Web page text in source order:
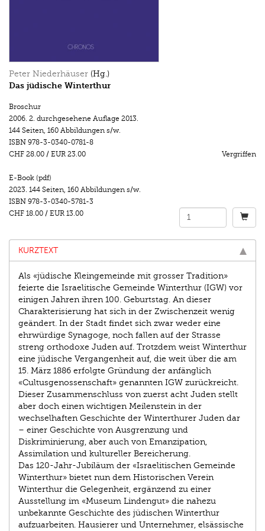
Peter Niederhäuser (Hg.)
Das jüdische Winterthur
Broschur
2006. 2. durchgesehene Auflage 2013.
144 Seiten, 160 Abbildungen s/w.
ISBN 978-3-0340-0781-8
CHF 28.00 / EUR 23.00 Vergriffen
E-Book (pdf)
2023. 144 Seiten, 160 Abbildungen s/w.
ISBN 978-3-0340-5781-3
CHF 18.00 / EUR 13.00
KURZTEXT
Als «jüdische Kleingemeinde mit grosser Tradition»
feierte die Israelitische Gemeinde Winterthur (IGW) vor
einigen Jahren ihren 100. Geburtstag. An dieser
Charakterisierung hat sich in der Zwischenzeit wenig
geändert. In der Stadt findet sich zwar weder eine
ehrwürdige Synagoge, noch fallen auf der Strasse
streng orthodoxe Juden auf. Trotzdem weist Winterthur
eine jüdische Vergangenheit auf, die weit über die am
15. März 1886 erfolgte Gründung der anfänglich
«Cultusgenossenschaft» genannten IGW zurückreicht.
Dieser Zusammenschluss von zuerst acht Juden stellt
aber doch einen wichtigen Meilenstein in der
wechselhaften Geschichte der Winterthurer Juden dar
– einer Geschichte von Ausgrenzung und
Diskriminierung, aber auch von Emanzipation,
Assimilation und kultureller Bereicherung.
Das 120-Jahr-Jubiläum der «Israelitischen Gemeinde
Winterthur» bietet nun dem Historischen Verein
Winterthur die Gelegenheit, ergänzend zu einer
Ausstellung im «Museum Lindengut» die nahezu
unbekannte Geschichte des jüdischen Winterthur
aufzuarbeiten. Hausierer und Unternehmer, elsässische